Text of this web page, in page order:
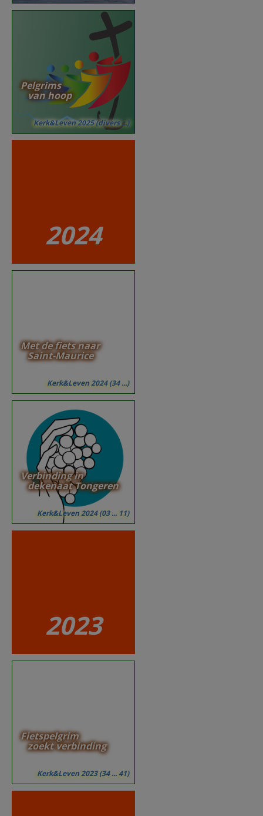
Pelgrims
van hoop
Kerk&Leven 2025 (divers ...)
2024
Met de fiets naar
Saint-Maurice
Kerk&Leven 2024 (34 ...)
Verbinding in
dekenaat Tongeren
Kerk&Leven 2024 (03 ... 11)
2023
Fietspelgrim
zoekt verbinding
Kerk&Leven 2023 (34 ... 41)